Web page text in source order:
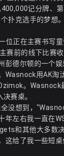
记分牌、
扑克选手的梦想
正在主赛书写
赛前的线下比赛
彭德尔顿的一个
Wasnock用AK淘
。Wasnock
赛桌。
没想到，
年左右我一直在
和其他大多数
这给了我一些短